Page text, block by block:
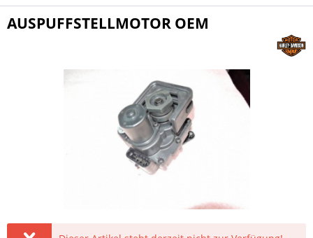
AUSPUFFSTELLMOTOR OEM